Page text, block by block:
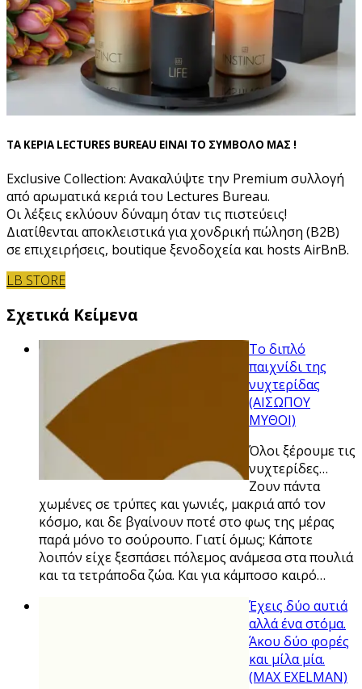
ΤΑ ΚΕΡΙΑ LECTURES BUREAU ΕΙΝΑΙ ΤΟ ΣΥΜΒΟΛΟ ΜΑΣ !
Exclusive Collection: Ανακαλύψτε την Premium συλλογή
από αρωματικά κεριά του Lectures Bureau.
Οι λέξεις εκλύουν δύναμη όταν τις πιστεύεις!
Διατίθενται αποκλειστικά για χονδρική πώληση (B2B)
σε επιχειρήσεις, boutique ξενοδοχεία και hosts AirBnB.
LB STORE
Σχετικά Κείμενα
Το διπλό
παιχνίδι της
νυχτερίδας
(ΑΙΣΩΠΟΥ
ΜΥΘΟΙ)
Όλοι ξέρουμε τις
νυχτερίδες…
Ζουν πάντα
χωμένες σε τρύπες και γωνιές, μακριά από τον
κόσμο, και δε βγαίνουν ποτέ στο φως της μέρας
παρά μόνο το σούρουπο. Γιατί όμως; Κάποτε
λοιπόν είχε ξεσπάσει πόλεμος ανάμεσα στα πουλιά
και τα τετράποδα ζώα. Και για κάμποσο καιρό…
Έχεις δύο αυτιά
αλλά ένα στόμα.
Άκου δύο φορές
και μίλα μία.
(MAX EXELMAN)